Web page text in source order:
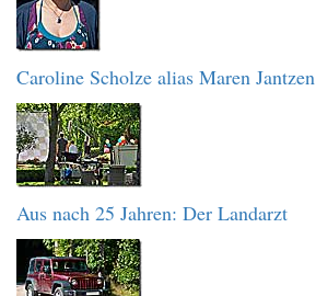
Caroline Scholze alias Maren Jantzen
Aus nach 25 Jahren: Der Landarzt